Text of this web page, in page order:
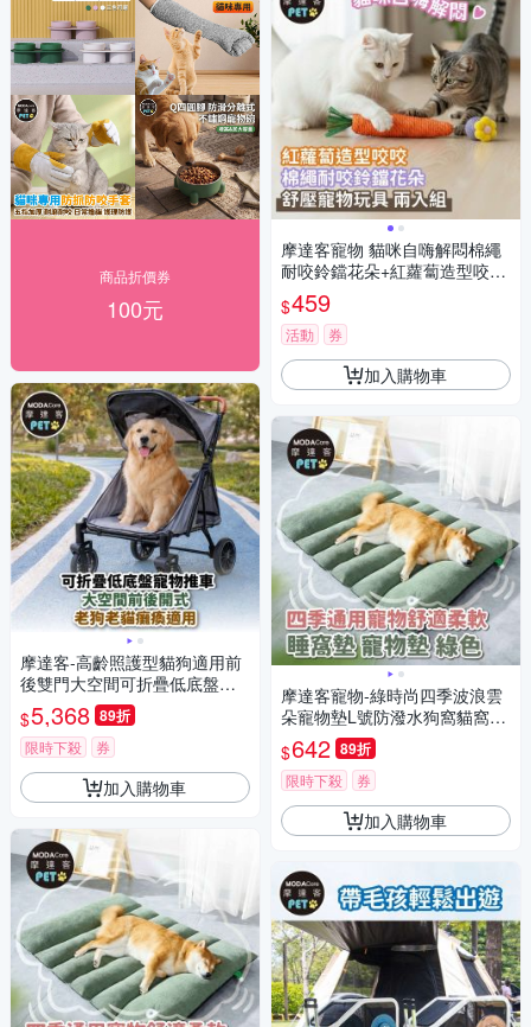
商品折價券
100元
摩達客-高齡照護型貓狗適用前
後雙門大空間可折疊低底盤寵
物推車/多色可選/55KG以下猫
狗適用
$5,368 89折
限時下殺 券
加入購物車
摩達客寵物 貓咪自嗨解悶棉繩
耐咬鈴鐺花朵+紅蘿蔔造型咬咬
兩入組 舒壓寵物玩具
$459
活動 券
加入購物車
摩達客寵物-綠時尚四季波浪雲
朵寵物墊L號防潑水狗窩貓窩好
睡墊
$642 89折
限時下殺 券
加入購物車